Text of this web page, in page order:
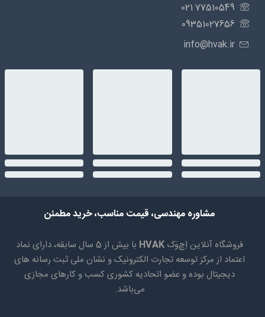
77510549 021
09351027656
info@hvak.ir
مشاوره مهندسی، قیمت مناسب، خرید مطمئن
فروشگاه آنلاین اِچ‌وَک HVAK
با بیش از 5 سال سابقه، دارای نماد
اعتماد از مرکز توسعه تجارت الکترونیک و نشان ملی ثبت رسانه های
دیجیتال بوده و عضو اتحادیه کشوری کسب و کارهای مجازی
می‌باشد.